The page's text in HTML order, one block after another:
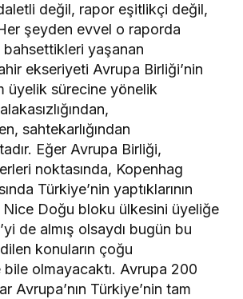
değil, rapor eşitlikçi değil,
şeyden evvel o raporda
yaşanan
ekseriyeti Avrupa Birliği’nin
üyelik sürecine yönelik
sahtekarlığından
Eğer Avrupa Birliği,
noktasında, Kopenhag
Türkiye’nin yaptıklarının
Nice Doğu bloku ülkesini üyeliğe
de almış olsaydı bugün bu
konuların çoğu
olmayacaktı. Avrupa 200
Avrupa’nın Türkiye’nin tam